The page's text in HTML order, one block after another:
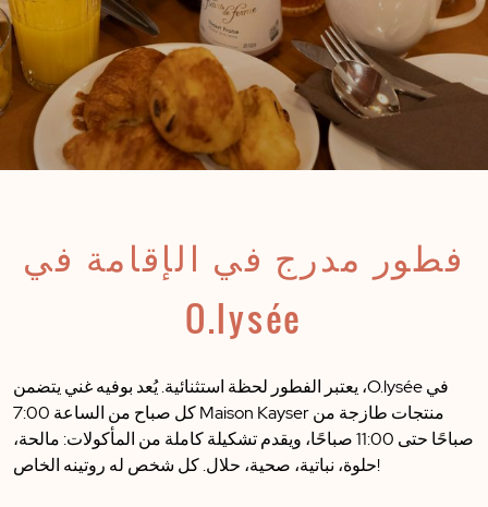
فطور مدرج في الإقامة في
O.lysée
فيO.lysée، يعتبر الفطور لحظة استثنائية. يُعد بوفيه غني يتضمن
منتجات طازجة منMaison Kayser
كل صباح من الساعة 7:00
صباحًا حتى 11:00 صباحًا، ويقدم تشكيلة كاملة من المأكولات: مالحة،
حلوة، نباتية، صحية، حلال. كل شخص له روتينه الخاص!